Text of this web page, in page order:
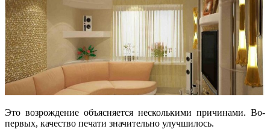
Это возрождение объясняется несколькими причинами. Во-
первых, качество печати значительно улучшилось.